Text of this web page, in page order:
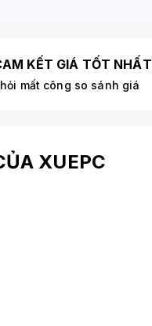
KẾT GIÁ TỐT NHẤT
mất công so sánh giá
XUEPC